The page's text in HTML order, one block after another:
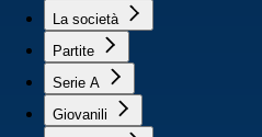
La società
Partite
Serie A
Giovanili